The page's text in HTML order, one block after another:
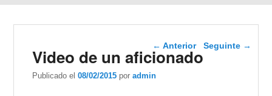
Navegador de artigos
← Anterior Seguinte →
Video de un aficionado
Publicado el08/02/2015 poradmin